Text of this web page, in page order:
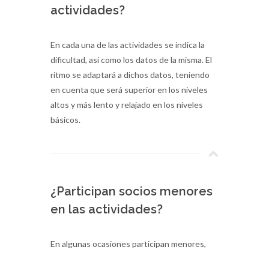
actividades?
En cada una de las actividades se indica la
dificultad, así como los datos de la misma. El
ritmo se adaptará a dichos datos, teniendo
en cuenta que será superior en los niveles
altos y más lento y relajado en los niveles
básicos.
¿Participan socios menores
en las actividades?
En algunas ocasiones participan menores,